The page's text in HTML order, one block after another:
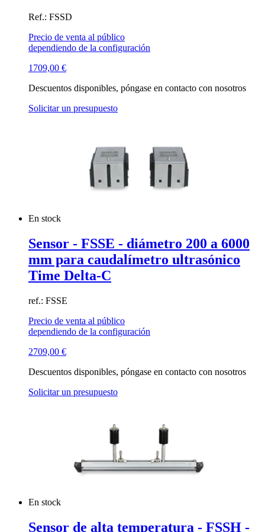
Ref.: FSSD
Precio de venta al público
dependiendo de la configuración
1709,00 €
Descuentos disponibles, póngase en contacto con nosotros
Solicitar un presupuesto
En stock
Sensor - FSSE - diámetro 200 a 6000
mm para caudalímetro ultrasónico
Time Delta-C
ref.: FSSE
Precio de venta al público
dependiendo de la configuración
2709,00 €
Descuentos disponibles, póngase en contacto con nosotros
Solicitar un presupuesto
En stock
Sensor de alta temperatura - FSSH -